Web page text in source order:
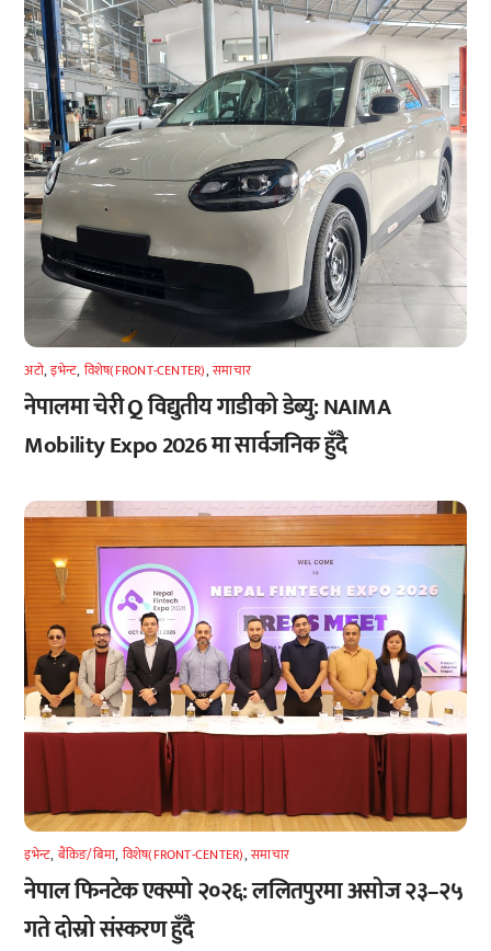
अटाे,इभेन्ट, विशेष(FRONT-CENTER),समाचार
नेपालमा चेरी Q विद्युतीय गाडीको डेब्यु: NAIMA
Mobility Expo 2026 मा सार्वजनिक हुँदै
इभेन्ट, बैंकिङ/बिमा, विशेष(FRONT-CENTER),समाचार
नेपाल फिनटेक एक्स्पो २०२६: ललितपुरमा असोज २३–२५
गते दोस्रो संस्करण हुँदै